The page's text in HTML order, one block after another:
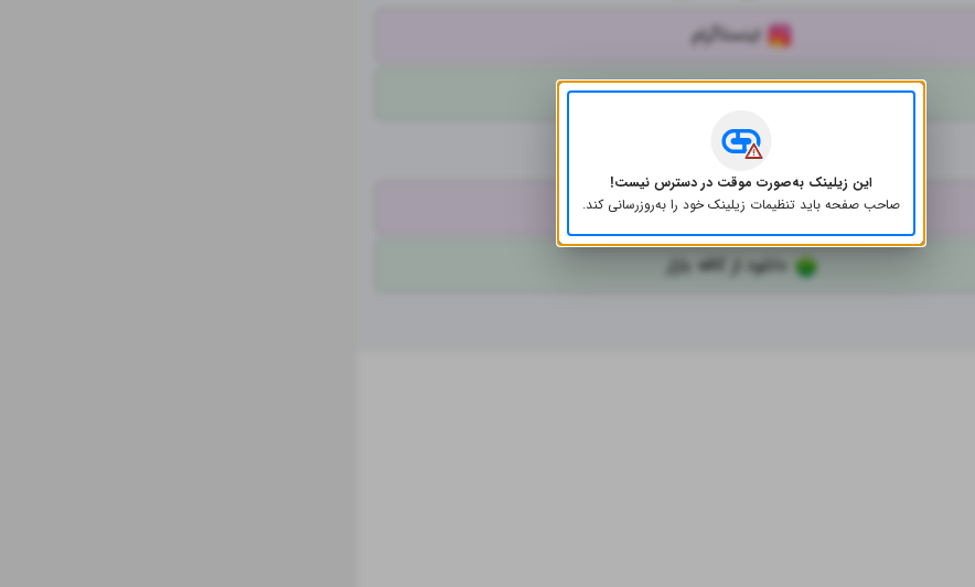
اینستاگرام
دانلود از کافه بازار
شبکه‌های اجتماعی
اینستاگرام
دانلود از کافه بازار
این زیلینک به‌صورت موقت در دسترس نیست!
صاحب صفحه باید تنظیمات زیلینک خود را به‌روز‌رسانی کند.